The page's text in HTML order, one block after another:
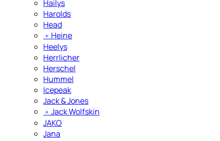
Hailys
Harolds
Head
﹢ Heine
Heelys
Herrlicher
Herschel
Hummel
Icepeak
Jack & Jones
﹢ Jack Wolfskin
JAKO
Jana